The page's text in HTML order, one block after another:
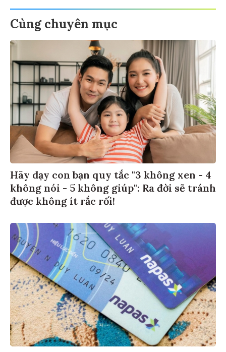
Cùng chuyên mục
Hãy dạy con bạn quy tắc "3 không xen - 4
không nói - 5 không giúp": Ra đời sẽ tránh
được không ít rắc rối!